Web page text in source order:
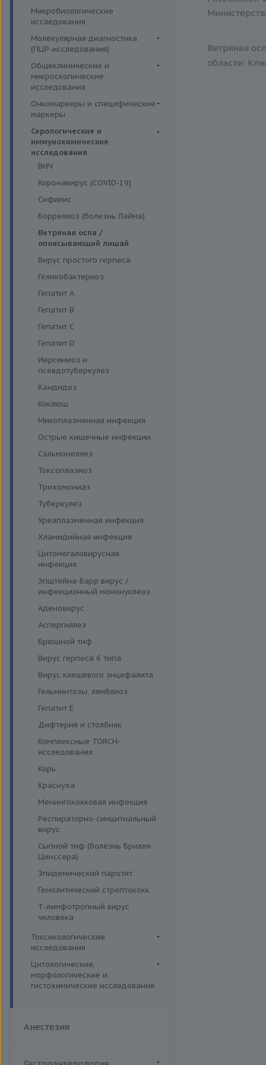
Гормоны и их метаболиты в
крови
Скрининговые исследования
Маркёры воспаления и
Маркёры риска сердечно-
сосудистых заболеваний
Минеральный обмен
Обмен белков
Обмен железа
Углеводный обмен
Ферменты
Иммуномодуляторы
Микробиологические
исследования
Молекулярная диагностика
(ПЦР-исследования)
Аденовирусная инфекция
Анализ микробиоценоза
влагалища
Вирусы герпеса 6,7,8 типов
Гепатит G
Гонорея
Лептоспироз
Моноцитарный эрлихиоз
Папилломавирусная инфекция
Парвовирус
Стрептококковая инфекция
Энтеровирусная инфекция
Грипп
Диагностика дерматофитов
Общеклинические и
микроскопические
исследования
Кал
Кровь
Мокрота
Моча
Микроскопические
исследования
Онкомаркеры и специфические
маркеры
Онкомаркеры
Специфические маркеры
Серологические и
иммунохимические
исследования
ВИЧ
Коронавирус (COVID-19)
Сифилис
Боррелиоз (болезнь Лайма)
Ветряная оспа /
опоясывающий лишай
Вирус простого герпеса
Геликобактериоз
Гепатит A
Гепатит B
Гепатит C
Гепатит D
Иерсиниоз и
псевдотуберкулез
Кандидоз
Коклюш
Микоплазменная инфекция
Острые кишечные инфекции
Сальмонеллез
Токсоплазмоз
Трихомониаз
Туберкулез
Уреаплазменная инфекция
Хламидийная инфекция
Цитомегаловирусная
инфекция
Эпштейна-Барр вирус /
инфекционный мононуклеоз
Аденовирус
Аспергиллез
Брюшной тиф
Вирус герпеса 6 типа
Вирус клещевого энцефалита
Гельминтозы, лямблиоз
Гепатит E
Дифтерия и столбняк
Комплексные TORCH-
исследования
Корь
Краснуха
Менингококковая инфекция
Респираторно-синцитиальный
вирус
Сыпной тиф (болезнь Брилля-
Цинссера)
Эпидемический паротит
Гемолитический стрептококк
Т-лимфотропный вирус
человека
Токсикологические
исследования
Лекарственный мониторинг
Комплексные исследования
Вирусные гепатиты
Здоровье ребенка
металлы (Кровь)
металлы (Моча)
Цитологические,
морфологические и
гистохимические исследования
Гистологические исследования
Иммуногистохимические и
Анестезия
Ветряная
области: